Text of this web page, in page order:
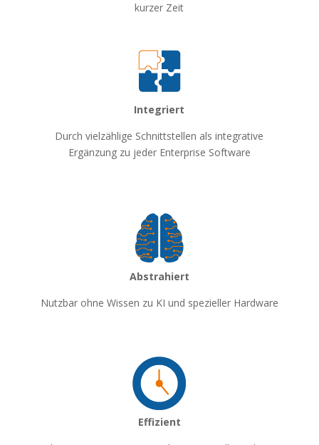
kurzer Zeit
Integriert
Durch vielzählige Schnittstellen als integrative
Ergänzung zu jeder Enterprise Software
Abstrahiert
Nutzbar ohne Wissen zu KI und spezieller Hardware
Effizient